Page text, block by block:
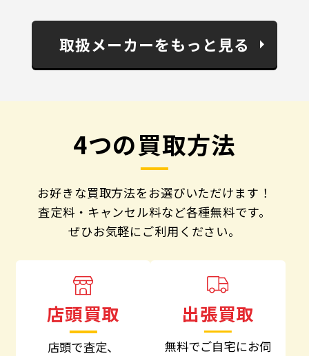
取扱メーカーをもっと見る
4つの買取方法
お好きな買取方法をお選びいただけます！
査定料・キャンセル料など各種無料です。
ぜひお気軽にご利用ください。
店頭買取
店頭で査定、
出張買取
無料でご自宅にお伺